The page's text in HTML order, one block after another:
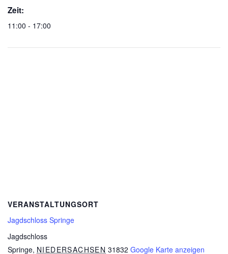
Zeit:
11:00 - 17:00
VERANSTALTUNGSORT
Jagdschloss Springe
Jagdschloss
Springe, NIEDERSACHSEN 31832 Google Karte anzeigen